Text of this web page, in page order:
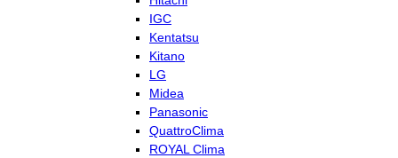
IGC
Kentatsu
Kitano
LG
Midea
Panasonic
QuattroClima
ROYAL Clima